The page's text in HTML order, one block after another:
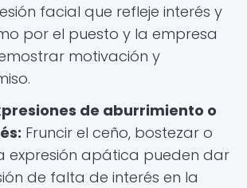
facial que refleje interés y
por el puesto y la empresa
motivación y
de aburrimiento o
Fruncir el ceño, bostezar o
expresión apática pueden dar
de falta de interés en la